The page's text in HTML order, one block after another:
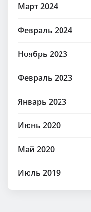
Март 2024
Февраль 2024
Ноябрь 2023
Февраль 2023
Январь 2023
Июнь 2020
Май 2020
Июль 2019